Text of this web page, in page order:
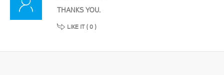
THANKS YOU.
LIKE IT ( 0 )